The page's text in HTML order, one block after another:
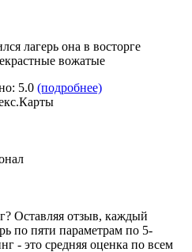
лагерь она в восторге
вожатые
5.0 (подробнее)
Оставляя отзыв, каждый
по пяти параметрам по 5-
- это средняя оценка по всем